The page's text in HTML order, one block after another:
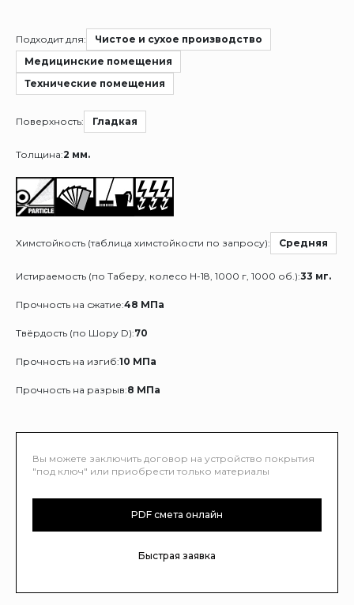
Подходит для:
Чистое и сухое производство
Медицинские помещения
Технические помещения
Поверхность: Гладкая
Толщина:2 мм.
Химстойкость (таблица химстойкости по запросу): Средняя
Истираемость (по Таберу, колесо Н-18, 1000 г, 1000 об.):33 мг.
Прочность на сжатие:48 МПа
Твёрдость (по Шору D):70
Прочность на изгиб:10 МПа
Прочность на разрыв:8 МПа
Вы можете заключить договор на устройство покрытия
"под ключ" или приобрести только материалы
PDF смета онлайн
Быстрая заявка